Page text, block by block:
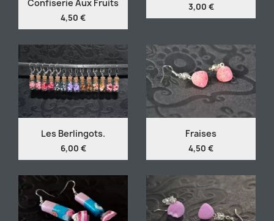
Confiserie Aux Fruits
4,50 €
3,00 €
Les Berlingots.
6,00 €
Fraises
4,50 €